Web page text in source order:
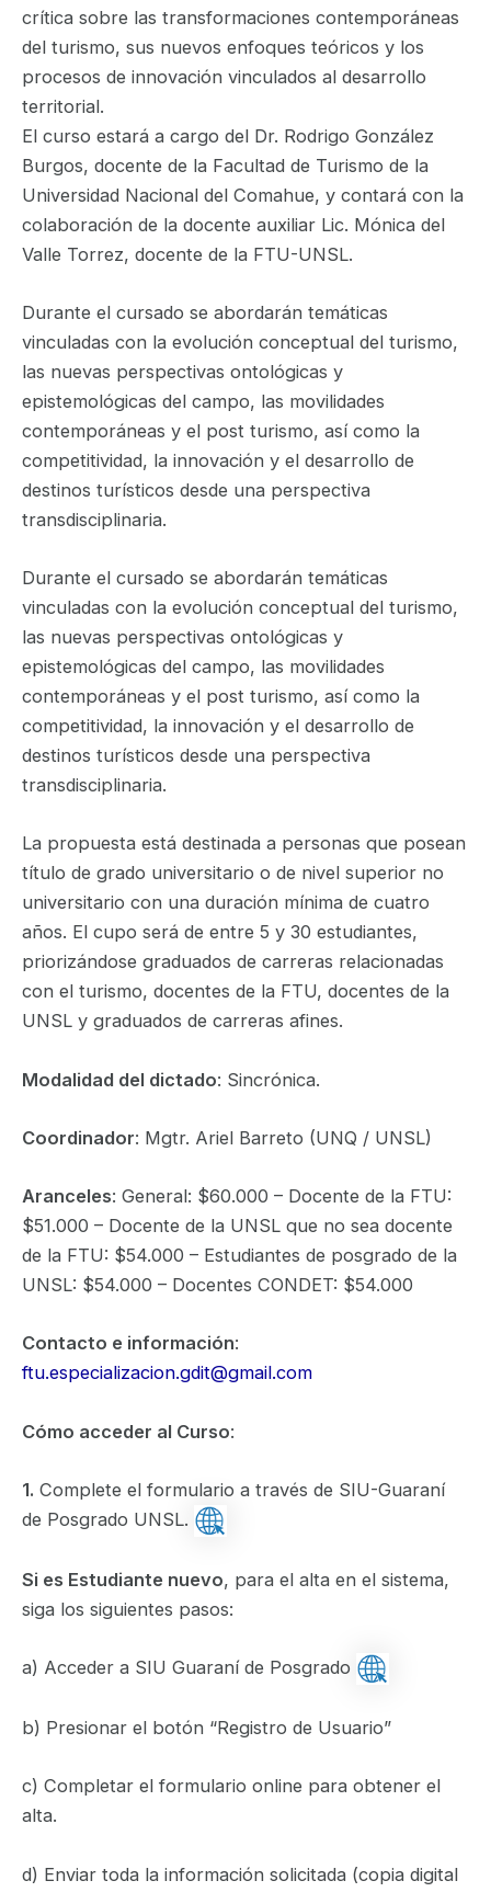
crítica sobre las transformaciones contemporáneas
del turismo, sus nuevos enfoques teóricos y los
procesos de innovación vinculados al desarrollo
territorial.
El curso estará a cargo del Dr. Rodrigo González
Burgos, docente de la Facultad de Turismo de la
Universidad Nacional del Comahue, y contará con la
colaboración de la docente auxiliar Lic. Mónica del
Valle Torrez, docente de la FTU-UNSL.
Durante el cursado se abordarán temáticas
vinculadas con la evolución conceptual del turismo,
las nuevas perspectivas ontológicas y
epistemológicas del campo, las movilidades
contemporáneas y el post turismo, así como la
competitividad, la innovación y el desarrollo de
destinos turísticos desde una perspectiva
transdisciplinaria.
Durante el cursado se abordarán temáticas
vinculadas con la evolución conceptual del turismo,
las nuevas perspectivas ontológicas y
epistemológicas del campo, las movilidades
contemporáneas y el post turismo, así como la
competitividad, la innovación y el desarrollo de
destinos turísticos desde una perspectiva
transdisciplinaria.
La propuesta está destinada a personas que posean
título de grado universitario o de nivel superior no
universitario con una duración mínima de cuatro
años. El cupo será de entre 5 y 30 estudiantes,
priorizándose graduados de carreras relacionadas
con el turismo, docentes de la FTU, docentes de la
UNSL y graduados de carreras afines.
Modalidad del dictado: Sincrónica.
Coordinador: Mgtr. Ariel Barreto (UNQ / UNSL)
Aranceles: General: $60.000 – Docente de la FTU:
$51.000 – Docente de la UNSL que no sea docente
de la FTU: $54.000 – Estudiantes de posgrado de la
UNSL: $54.000 – Docentes CONDET: $54.000
Contacto e información:
ftu.especializacion.gdit@gmail.com
Cómo acceder al Curso:
1. Complete el formulario a través de SIU-Guaraní
de Posgrado UNSL.
Si es Estudiante nuevo, para el alta en el sistema,
siga los siguientes pasos:
a) Acceder a SIU Guaraní de Posgrado
b) Presionar el botón “Registro de Usuario”
c) Completar el formulario online para obtener el
alta.
d) Enviar toda la información solicitada (copia digital